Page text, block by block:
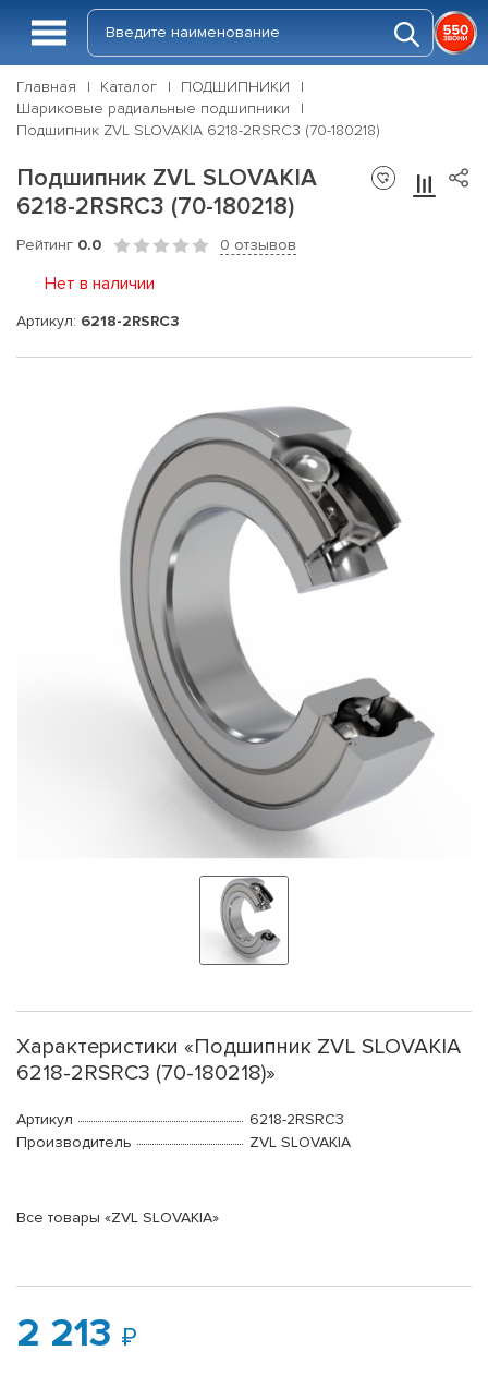
Главная Каталог
ПОДШИПНИКИ
Шариковые радиальные подшипники
Подшипник ZVL SLOVAKIA 6218-2RSRC3 (70-180218)
Подшипник ZVL SLOVAKIA
6218-2RSRC3 (70-180218)
Рейтинг 0.0 0 отзывов
Нет в наличии
Артикул: 6218-2RSRC3
Характеристики «Подшипник ZVL SLOVAKIA
6218-2RSRC3 (70-180218)»
Артикул
6218-2RSRC3
Производитель
ZVL SLOVAKIA
Все товары «ZVL SLOVAKIA»
2 213